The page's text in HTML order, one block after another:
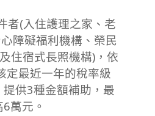
者(入住護理之家、老
障礙福利機構、榮民
住宿式長照機構) ，依
定最近一年的稅率級
供3種金額補助，最
6萬元。